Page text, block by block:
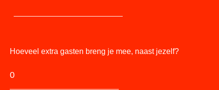
Hoeveel extra gasten breng je mee, naast jezelf?